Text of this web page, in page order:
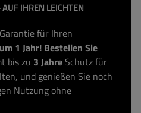
IHREN LEICHTEN
für Ihren
1 Jahr! Bestellen Sie
bis zu 3 Jahre Schutz für
und genießen Sie noch
Nutzung ohne